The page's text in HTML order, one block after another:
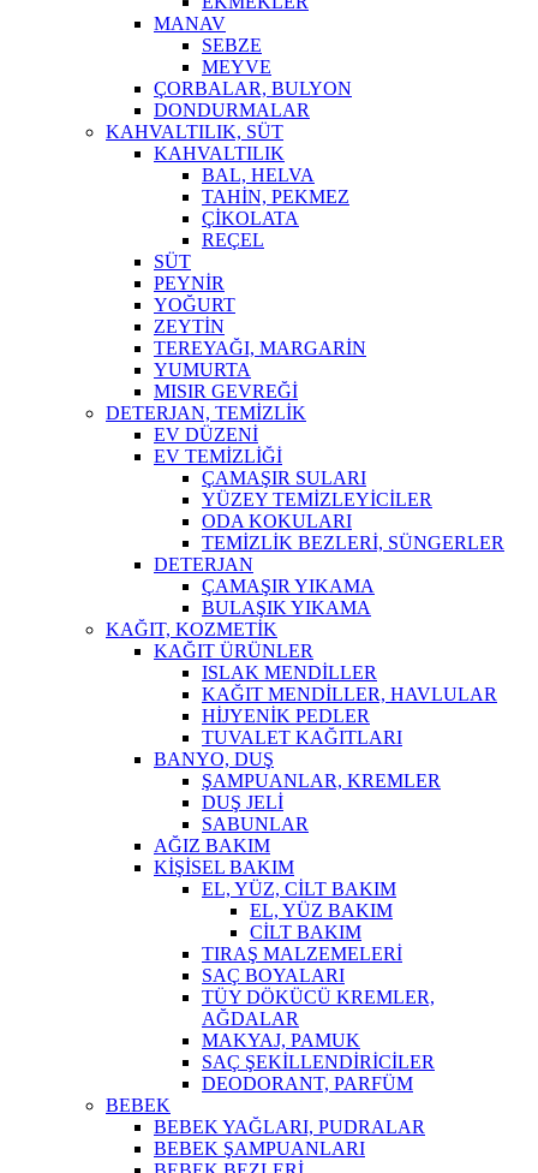
MANAV
SEBZE
MEYVE
ÇORBALAR, BULYON
DONDURMALAR
KAHVALTILIK, SÜT
KAHVALTILIK
BAL, HELVA
TAHİN, PEKMEZ
ÇİKOLATA
REÇEL
SÜT
PEYNİR
YOĞURT
ZEYTİN
TEREYAĞI, MARGARİN
YUMURTA
MISIR GEVREĞİ
DETERJAN, TEMİZLİK
EV DÜZENİ
EV TEMİZLİĞİ
ÇAMAŞIR SULARI
YÜZEY TEMİZLEYİCİLER
ODA KOKULARI
TEMİZLİK BEZLERİ, SÜNGERLER
DETERJAN
ÇAMAŞIR YIKAMA
BULAŞIK YIKAMA
KAĞIT, KOZMETİK
KAĞIT ÜRÜNLER
ISLAK MENDİLLER
KAĞIT MENDİLLER, HAVLULAR
HİJYENİK PEDLER
TUVALET KAĞITLARI
BANYO, DUŞ
ŞAMPUANLAR, KREMLER
DUŞ JELİ
SABUNLAR
AĞIZ BAKIM
KİŞİSEL BAKIM
EL, YÜZ, CİLT BAKIM
EL, YÜZ BAKIM
CİLT BAKIM
TIRAŞ MALZEMELERİ
SAÇ BOYALARI
TÜY DÖKÜCÜ KREMLER,
AĞDALAR
MAKYAJ, PAMUK
SAÇ ŞEKİLLENDİRİCİLER
DEODORANT, PARFÜM
BEBEK
BEBEK YAĞLARI, PUDRALAR
BEBEK ŞAMPUANLARI